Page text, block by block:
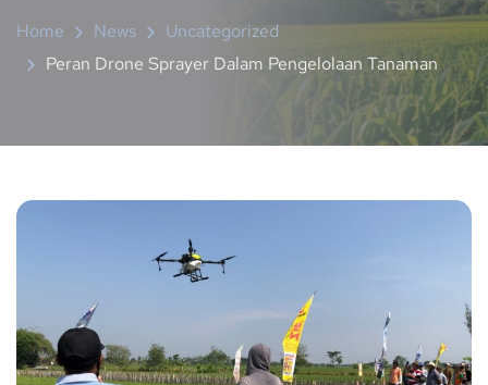
Home News
Uncategorized
Peran Drone Sprayer Dalam Pengelolaan Tanaman